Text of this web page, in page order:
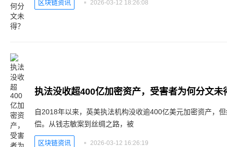
区块链资讯 2026-03-12 18:26:08
执法没收超400亿加密资产，受害者为何分文未
自2018年以来，英美执法机构没收逾400亿美元加密资产，
偿。从钱志敏案到丝绸之路，被
区块链资讯 2026-03-12 16:26:19